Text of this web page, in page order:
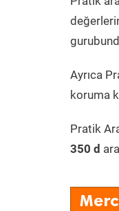
Ayrıca
koruma
Pratik
350 d